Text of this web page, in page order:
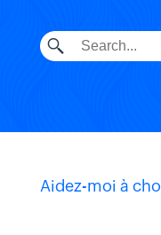
Aidez-moi à